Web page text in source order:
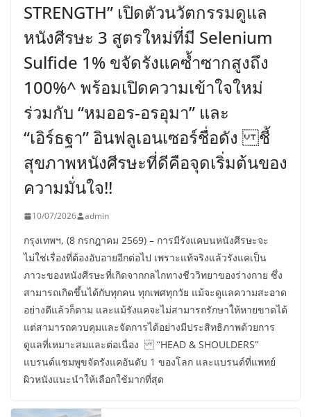
STRENGTH” เปิดตัวนวัตกรรมดูแล
หนังศีรษะ 3 สูตรใหม่ที่มี Selenium
Sulfide 1% ขจัดรังแคซ้ำซากสูงถึง
100%^ พร้อมเปิดความเข้าใจใหม่
ร่วมกับ “หมออร-อรอุมา” และ
“เอิร์ธฐา” อินฟลูเอนเซอร์ชื่อดัง ชี้
สุขภาพหนังศีรษะที่ดีคือจุดเริ่มต้นของ
ความมั่นใจ!!
10/07/2026 admin
กรุงเทพฯ, (8 กรกฎาคม 2569) – การมีรังแคบนหนังศีรษะจะ
ไม่ใช่เรื่องที่ต้องอับอายอีกต่อไป เพราะแท้จริงแล้วรังแคเป็น
ภาวะของหนังศีรษะที่เกิดจากกลไกทางชีววิทยาของร่างกาย ซึ่ง
สามารถเกิดขึ้นได้กับทุกคน ทุกเพศทุกวัย แม้จะดูแลความสะอาด
อย่างดีแล้วก็ตาม และแม้รังแคจะไม่สามารถรักษาให้หายขาดได้
แต่สามารถควบคุมและจัดการได้อย่างมีประสิทธิภาพด้วยการ
ดูแลที่เหมาะสมและต่อเนื่อง “HEAD & SHOULDERS”
แบรนด์แชมพูขจัดรังแคอันดับ 1 ของโลก และแบรนด์ที่แพทย์
ผิวหนังแนะนำให้เลือกใช้มากที่สุด